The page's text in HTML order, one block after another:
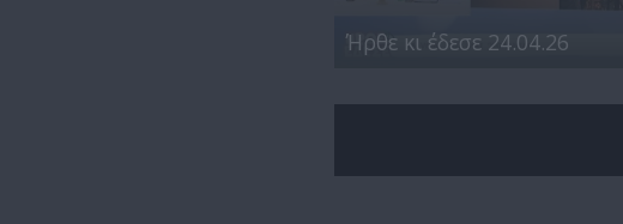
Ήρθε κι έδεσε 24.04.26